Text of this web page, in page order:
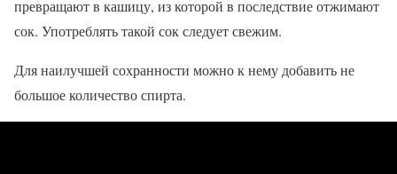
превращают в кашицу, из которой в последствие отжимают
сок. Употреблять такой сок следует свежим.
Для наилучшей сохранности можно к нему добавить не
большое количество спирта.